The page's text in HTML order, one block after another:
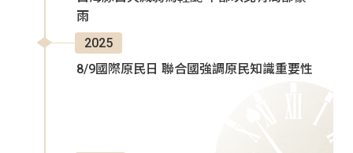
雨
2025
8/9國際原民日 聯合國強調原民知識重要性